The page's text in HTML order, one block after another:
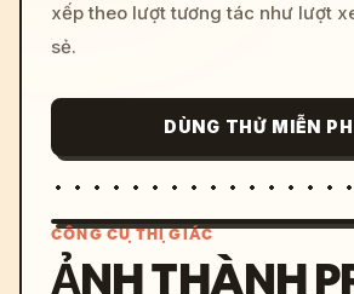
xếp theo lượt tương tác như lượt
sẻ.
DÙNG THỬ MIỄN
CÔNG CỤ THỊ GIÁC
ẢNH THÀNH